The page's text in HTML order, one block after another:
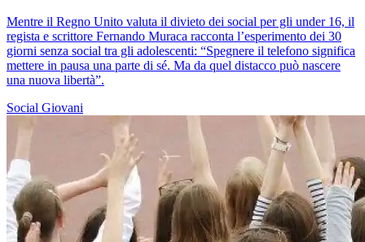
Mentre il Regno Unito valuta il divieto dei social per gli under 16, il
regista e scrittore Fernando Muraca racconta l’esperimento dei 30
giorni senza social tra gli adolescenti: “Spegnere il telefono significa
mettere in pausa una parte di sé. Ma da quel distacco può nascere
una nuova libertà”.
Social Giovani